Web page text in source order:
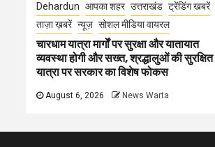
Dehardun आपका शहर उत्तराखंड ट्रेंडिंग खबरें
ताज़ा ख़बरें न्यूज़ सोशल मीडिया वायरल
चारधाम यात्रा मार्गों पर सुरक्षा और यातायात
व्यवस्था होगी और सख्त, श्रद्धालुओं की सुरक्षित
यात्रा पर सरकार का विशेष फोकस
August 6, 2026 News Warta